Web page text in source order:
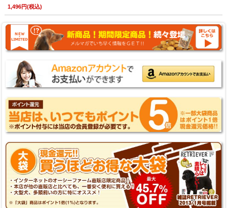
1,496円(税込)